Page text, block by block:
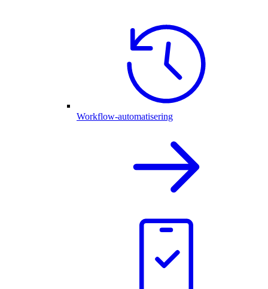
Workflow-automatisering